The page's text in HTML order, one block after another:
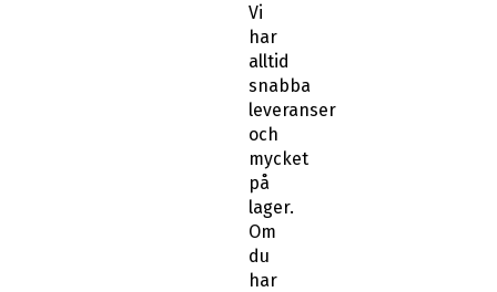
Vi
har
alltid
snabba
leveranser
och
mycket
på
lager.
Om
du
har